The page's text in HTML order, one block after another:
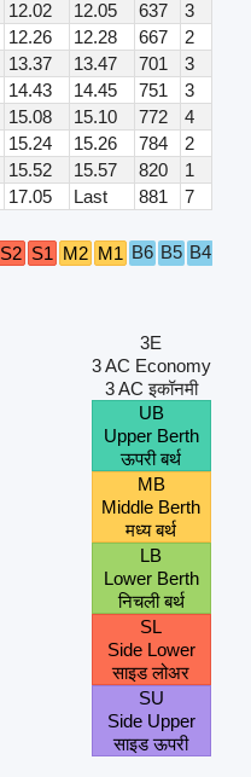
12.02 12.05 637
3
12.26 12.28 667
2
13.37 13.47 701
3
14.43 14.45 751
3
15.08 15.10 772
4
15.24 15.26 784
2
15.52 15.57 820
1
17.05 Last 881
7
S2 S1 M2 M1 B6 B5 B4
3E
3 AC Economy
3 AC इकॉनमी
UB
Upper Berth
ऊपरी बर्थ
MB
Middle Berth
मध्य बर्थ
LB
Lower Berth
निचली बर्थ
SL
Side Lower
साइड लोअर
SU
Side Upper
साइड ऊपरी